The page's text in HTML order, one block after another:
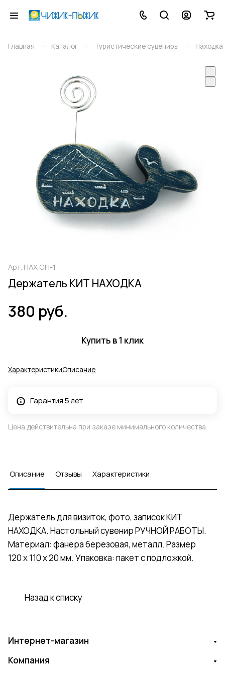
Главная – Каталог – Туристические сувениры – Находка
Арт. НАХ СН-1
Держатель КИТ НАХОДКА
380 руб.
Купить в 1 клик
ХарактеристикиОписание
Гарантия 5 лет
Цена действительна при заказе минимального количества
Описание Отзывы Характеристики
Держатель для визиток, фото, записок КИТ
НАХОДКА. Настольный сувенир РУЧНОЙ РАБОТЫ.
Материал: фанера березовая, металл. Размер
120 х 110 х 20 мм. Упаковка: пакет с подложкой.
Назад к списку
Интернет-магазин
Компания